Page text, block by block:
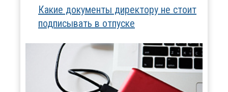
Какие документы директору не стоит
подписывать в отпуске